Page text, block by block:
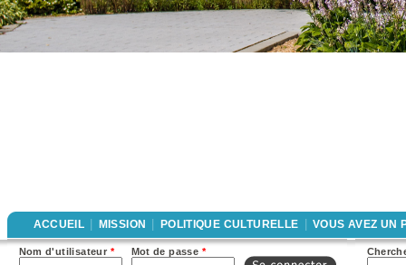
ACCUEIL MISSION POLITIQUE CULTURELLE VOUS AVEZ UN
Nom d'utilisateur * Mot de passe *